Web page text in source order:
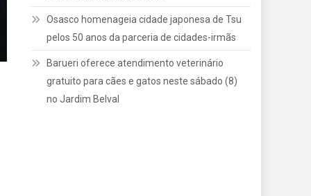
Osasco homenageia cidade japonesa de Tsu
pelos 50 anos da parceria de cidades-irmãs
Barueri oferece atendimento veterinário
gratuito para cães e gatos neste sábado (8)
no Jardim Belval